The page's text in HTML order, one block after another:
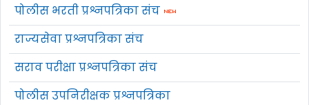
पोलीस भरती प्रश्नपत्रिका संच
राज्यसेवा प्रश्नपत्रिका संच
सराव परीक्षा प्रश्नपत्रिका संच
पोलीस उपनिरीक्षक प्रश्नपत्रिका